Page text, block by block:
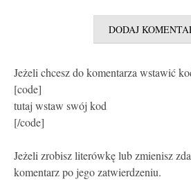
Jeżeli chcesz do komentarza wstawić
[code]
tutaj wstaw swój kod
[/code]
Jeżeli zrobisz literówkę lub zmienisz
komentarz po jego zatwierdzeniu.